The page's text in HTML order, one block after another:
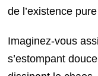
de l’existence
Imaginez-vous
s’estompant